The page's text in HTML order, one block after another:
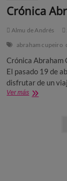
Crónica
Almu de Andrés
abraham cupeiro
Crónica
El pasado 19 de
disfrutar de un
Ver másCrónica